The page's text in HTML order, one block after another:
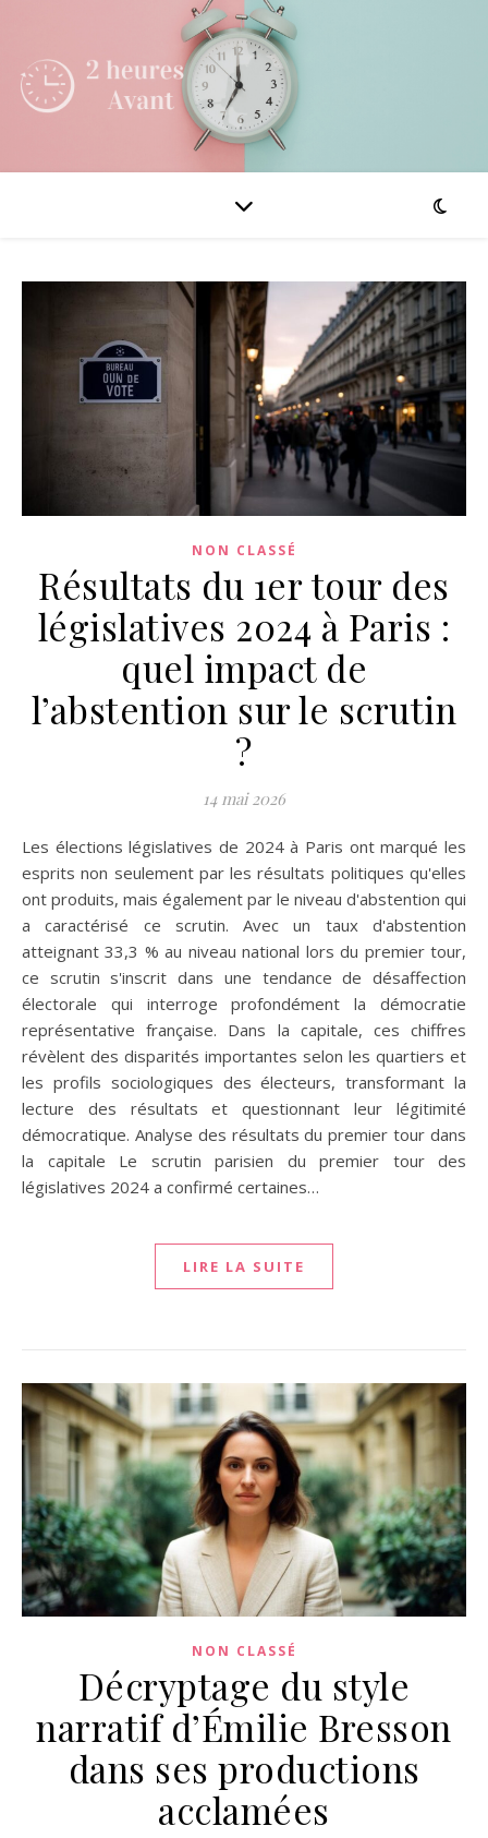
NON CLASSÉ
Résultats du 1er tour des
législatives 2024 à Paris :
quel impact de
l’abstention sur le scrutin
?
14 mai 2026
Les élections législatives de 2024 à Paris ont marqué les
esprits non seulement par les résultats politiques qu'elles
ont produits, mais également par le niveau d'abstention qui
a caractérisé ce scrutin. Avec un taux d'abstention
atteignant 33,3 % au niveau national lors du premier tour,
ce scrutin s'inscrit dans une tendance de désaffection
électorale qui interroge profondément la démocratie
représentative française. Dans la capitale, ces chiffres
révèlent des disparités importantes selon les quartiers et
les profils sociologiques des électeurs, transformant la
lecture des résultats et questionnant leur légitimité
démocratique. Analyse des résultats du premier tour dans
la capitale Le scrutin parisien du premier tour des
législatives 2024 a confirmé certaines…
LIRE LA SUITE
NON CLASSÉ
Décryptage du style
narratif d’Émilie Bresson
dans ses productions
acclamées